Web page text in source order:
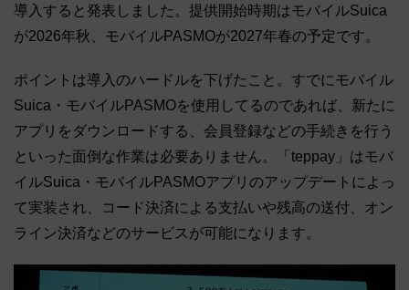
導入すると発表しました。提供開始時期はモバイルSuica
が2026年秋、モバイルPASMOが2027年春の予定です。
ポイントは導入のハードルを下げたこと。すでにモバイル
Suica・モバイルPASMOを使用してるのであれば、新たに
アプリをダウンロードする、会員登録などの手続きを行う
といった面倒な作業は必要ありません。「teppay」はモバ
イルSuica・モバイルPASMOアプリのアップデートによっ
て実装され、コード決済による支払いや残高の送付、オン
ライン決済などのサービスが可能になります。